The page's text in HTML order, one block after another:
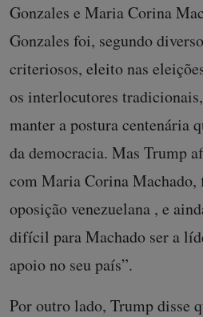
Gonzales e Maria Corina
Gonzales foi, segundo
criteriosos, eleito nas
os interlocutores
manter a postura centenária
da democracia. Mas Trump
com Maria Corina Machado,
oposição venezuelana , e
difícil para Machado ser a
apoio no seu país”.
Por outro lado, Trump disse